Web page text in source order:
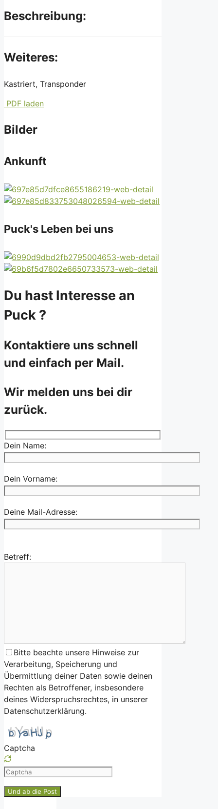
Beschreibung:
Weiteres:
Kastriert, Transponder
PDF laden
Bilder
Ankunft
Puck's Leben bei uns
Du hast Interesse an
Puck ?
Kontaktiere uns schnell
und einfach per Mail.
Wir melden uns bei dir
zurück.
Dein Name:
Dein Vorname:
Deine Mail-Adresse:
Betreff:
Bitte beachte unsere Hinweise zur
Verarbeitung, Speicherung und
Übermittlung deiner Daten sowie deinen
Rechten als Betroffener, insbesondere
deines Widerspruchsrechtes, in unserer
Datenschutzerklärung.
Captcha
Please
the